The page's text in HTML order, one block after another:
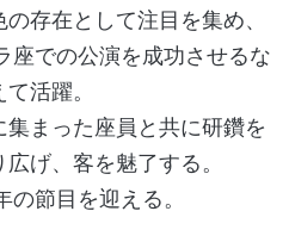
存在として注目を集め、
座での公演を成功させるな
活躍。
まった座員と共に研鑽を
げ、客を魅了する。
節目を迎える。